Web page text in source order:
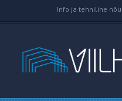
Info ja tehniline